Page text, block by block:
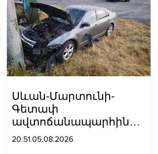
Սևան-Մարտունի-
Գետափ
ավտոճանապարհին
բшխվել են «Jeep»-ն ու
20.51.05.08.2026